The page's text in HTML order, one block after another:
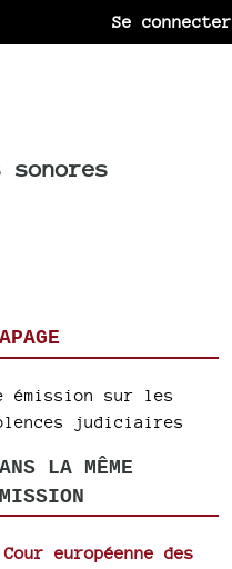
Se connecter
sonores
émission sur les
judiciaires
LA MÊME
européenne des